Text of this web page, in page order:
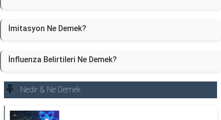
İmitasyon Ne Demek?
İnfluenza Belirtileri Ne Demek?
Nedir & Ne Demek